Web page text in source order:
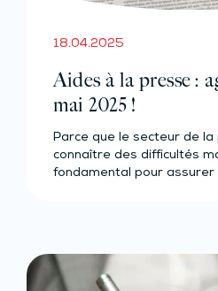
18.04.2025
Aides à la presse :
mai 2025 !
Parce que le secteur de
connaître des difficultés
fondamental pour assurer